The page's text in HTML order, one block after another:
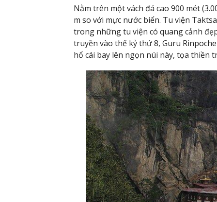
Nằm trên một vách đá cao 900 mét
m so với mực nước biển. Tu viện
trong những tu viện có quang cảnh
truyền vào thế kỷ thứ 8, Guru
hổ cái bay lên ngọn núi này, tọa thiền